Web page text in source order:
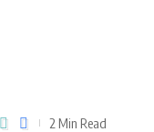
2 Min Read